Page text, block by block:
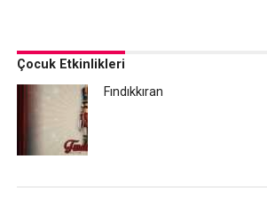
Çocuk Etkinlikleri
Fındıkkıran